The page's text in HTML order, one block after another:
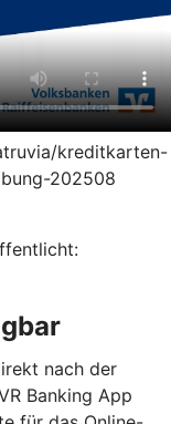
kreditkarten-
202508
nach der
Banking App